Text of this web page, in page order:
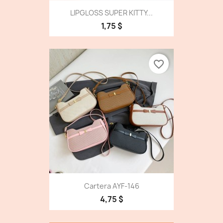
LIPGLOSS SUPER KITTY...
1,75 $
Cartera AYF-146
4,75 $
favorite_border